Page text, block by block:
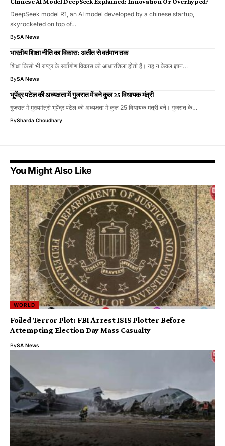
DeepSeek model R1, an AI model developed by a chinese startup,
skyrocketed on top of…
BySA News
भारतीय शिक्षा नीति का विकास: अतीत से वर्तमान तक
शिक्षा किसी भी राष्ट्र के सर्वांगीण विकास की आधारशिला होती है। यह न केवल ज्ञान…
BySA News
भूपेंद्र पटेल की अध्यक्षता में गुजरात में बने कुल 25 विधायक मंत्री
गुजरात में मुख्यमंत्री भूपेंद्र पटेल की अध्यक्षता में कुल 25 विधायक मंत्री बनें। गुजरात के…
BySharda Choudhary
You Might Also Like
WORLD
Foiled Terror Plot: FBI Arrest ISIS Plotter Before
Attempting Election Day Mass Casualty
BySA News